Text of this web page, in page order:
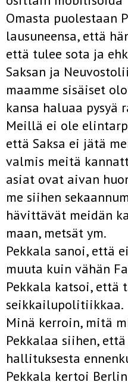
Omasta puolestaan
lausuneensa, että
että tulee sota ja
Saksan ja
maamme sisäiset
kansa haluaa pysyä
Meillä ei ole
että Saksa ei jätä
valmis meitä
asiat ovat aivan
me siihen
hävittävät meidän
maan, metsät ym.
Pekkala sanoi, että
muuta kuin vähän
Pekkala katsoi, että
seikkailupolitiikkaa.
Minä kerroin, mitä
Pekkalaa siihen,
hallituksesta
Pekkala kertoi